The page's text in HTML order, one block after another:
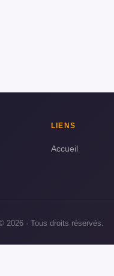
LIENS
Accueil
2026 · Tous droits réservés.